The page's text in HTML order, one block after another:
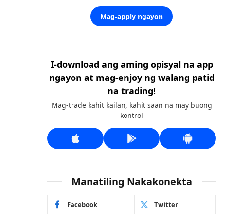
Mag-apply ngayon
I-download ang aming opisyal na app
ngayon at mag-enjoy ng walang patid
na trading!
Mag-trade kahit kailan, kahit saan na may buong
kontrol
Manatiling Nakakonekta
Facebook Twitter